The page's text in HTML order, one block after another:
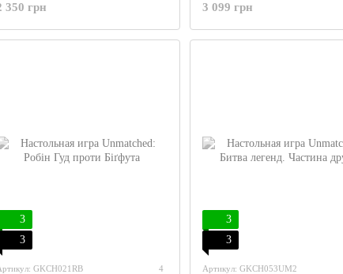
350 грн
3 099 грн
3
3
GKCH021RB 4
3
3
Артикул: GKCH053UM2